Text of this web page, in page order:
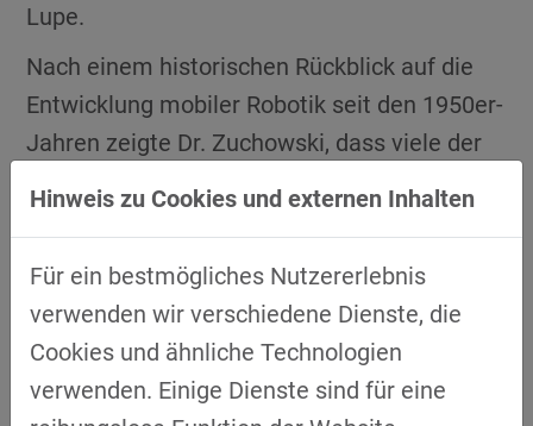
Lupe.
Nach einem historischen Rückblick auf die
Entwicklung mobiler Robotik seit den 1950er-
Jahren zeigte Dr. Zuchowski, dass viele der
bestenfalls den Status von Pilotprojekten
oder frühen Experimenten erreicht haben.
Was Produktvideos zeigen, seien häufig
„orchestrierte Choreografien" unter
Hinweis zu Cookies und externen Inhalten
Für ein bestmögliches Nutzererlebnis
verwenden wir verschiedene Dienste, die
Cookies und ähnliche Technologien
verwenden. Einige Dienste sind für eine